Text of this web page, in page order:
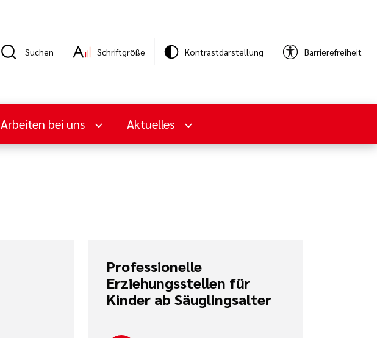
Suchen Schriftgröße Kontrastdarstellung Barrierefreiheit
Arbeiten bei uns Aktuelles
Professionelle
Erziehungsstellen für
Kinder ab Säuglingsalter